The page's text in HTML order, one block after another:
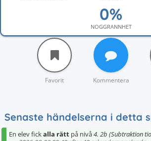
NOGGRANNHET
Favorit Kommentera
Senaste händelserna i detta
En elev fickalla rätt på nivå4. 2b (Subtraktion